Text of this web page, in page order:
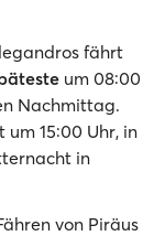
fährt
um 08:00
Nachmittag.
15:00 Uhr, in
in
von Piräus